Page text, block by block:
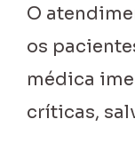
O
os
médica
críticas,